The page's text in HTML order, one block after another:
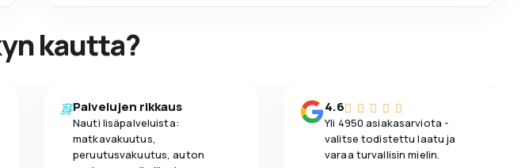
kautta?
Palvelujen rikkaus
Nauti lisäpalveluista:
matkavakuutus,
peruutusvakuutus, auton
4.6
Yli 4950 asiakasarviota -
valitse todistettu laatu ja
varaa turvallisin mielin.